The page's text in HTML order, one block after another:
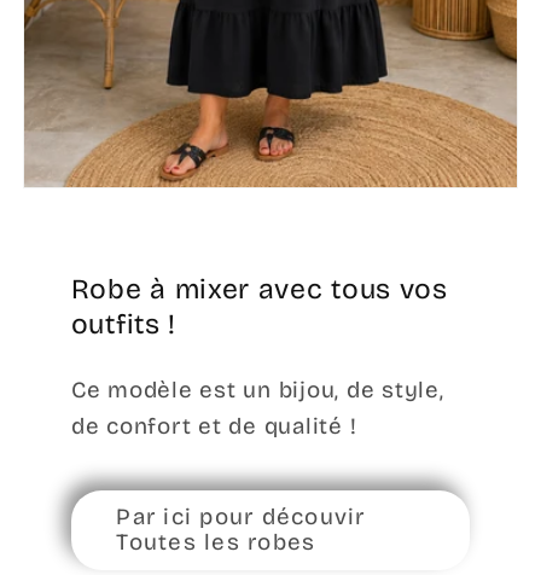
Robe à mixer avec tous vos
outfits !
Ce modèle est un bijou, de style,
de confort et de qualité !
Par ici pour découvir
Toutes les robes